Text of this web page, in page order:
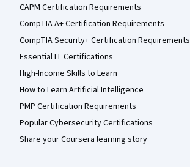
CAPM Certification Requirements
CompTIA A+ Certification Requirements
CompTIA Security+ Certification Requirements
Essential IT Certifications
High-Income Skills to Learn
How to Learn Artificial Intelligence
PMP Certification Requirements
Popular Cybersecurity Certifications
Share your Coursera learning story